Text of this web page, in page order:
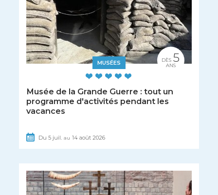
MUSÉES
Musée de la Grande Guerre : tout un
programme d'activités pendant les
vacances
Du5 juil. au 14août 2026
DÈS 5
ANS